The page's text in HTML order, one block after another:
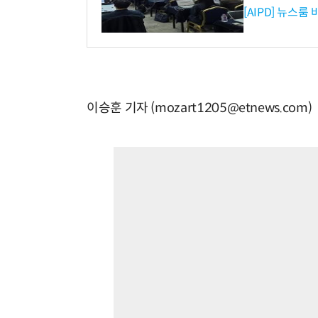
[AIPD] 뉴스룸
이승훈 기자 (mozart1205@etnews.com)